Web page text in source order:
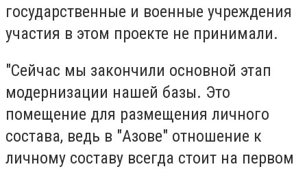
государственные и военные учреждения
участия в этом проекте не принимали.
"Сейчас мы закончили основной этап
модернизации нашей базы. Это
помещение для размещения личного
состава, ведь в "Азове" отношение к
личному составу всегда стоит на первом